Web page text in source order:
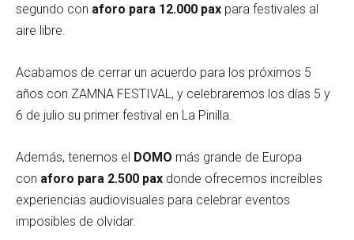
segundo con aforo para 12.000 pax para festivales al
aire libre.
Acabamos de cerrar un acuerdo para los próximos 5
años con ZAMNA FESTIVAL, y celebraremos los días 5 y
6 de julio su primer festival en La Pinilla.
Además, tenemos el DOMO más grande de Europa
con aforo para 2.500 pax donde ofrecemos increíbles
experiencias audiovisuales para celebrar eventos
imposibles de olvidar.